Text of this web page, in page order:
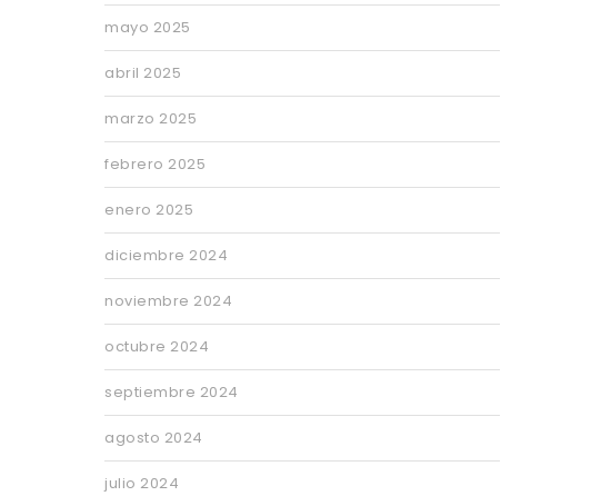
mayo 2025
abril 2025
marzo 2025
febrero 2025
enero 2025
diciembre 2024
noviembre 2024
octubre 2024
septiembre 2024
agosto 2024
julio 2024